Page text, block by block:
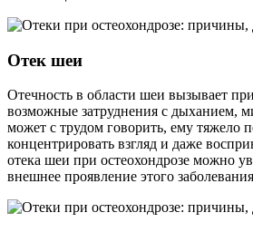
Отек шеи
Отечность в области шеи вызывает
возможные затруднения с дыханием,
может с трудом говорить, ему тяжело
концентрировать взгляд и даже
отека шеи при остеохондрозе можно
внешнее проявление этого